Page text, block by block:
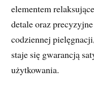
elementem
detale oraz
codziennej
staje się gwarancją
użytkowania.